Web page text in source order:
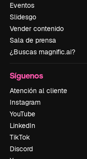
Eventos
Slidesgo
Vender contenido
Sala de prensa
¿Buscas magnific.ai?
Síguenos
Atención al cliente
Instagram
YouTube
LinkedIn
TikTok
Discord